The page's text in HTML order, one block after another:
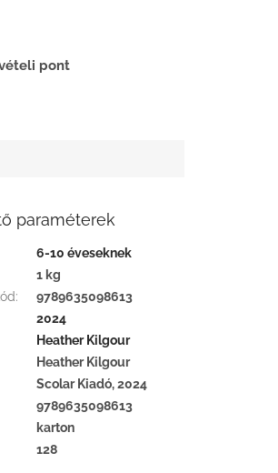
pont
paraméterek
6-10 éveseknek
1 kg
:
9789635098613
2024
Heather Kilgour
Heather Kilgour
Scolar Kiadó, 2024
9789635098613
karton
128